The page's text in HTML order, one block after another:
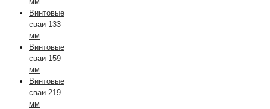
Винтовые
сваи 133
мм
Винтовые
сваи 159
мм
Винтовые
сваи 219
мм